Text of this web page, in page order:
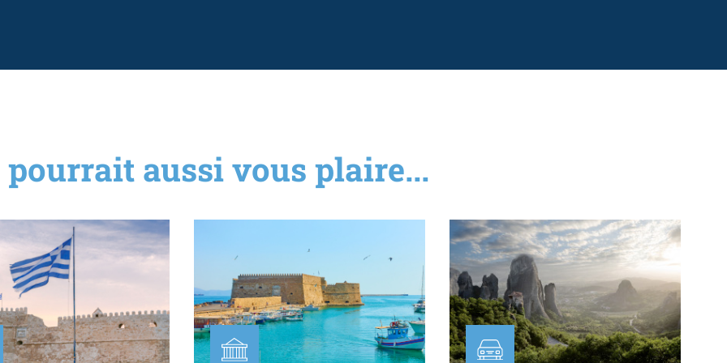
pourrait aussi vous plaire...